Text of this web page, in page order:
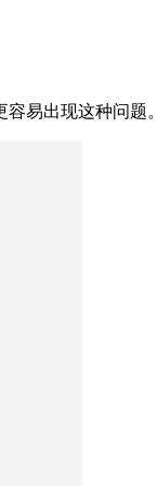
易出现这种问题。